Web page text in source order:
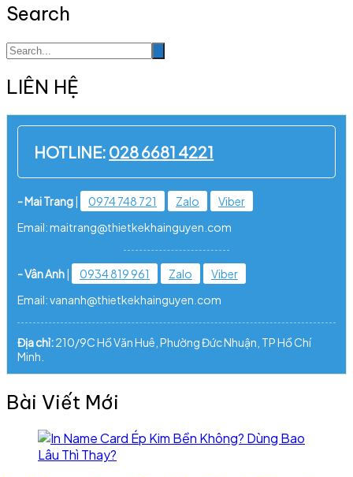
Search
LIÊN HỆ
HOTLINE: 028 6681 4221
- Mai Trang| 0974 748 721 Zalo
Viber
Email: maitrang@thietkekhainguyen.com
- Vân Anh| 0934 819 961 Zalo
Viber
Email: vananh@thietkekhainguyen.com
Địa chỉ:210/9C Hồ Văn Huê, Phường Đức Nhuận, TP Hồ Chí
Minh.
Bài Viết Mới